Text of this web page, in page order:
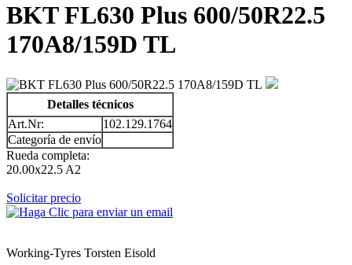
BKT FL630 Plus 600/50R22.5
170A8/159D TL
Detalles técnicos
Art.Nr:
102.129.1764
Categoría de envío
Rueda completa:
20.00x22.5 A2
Solicitar precio
Working-Tyres Torsten Eisold